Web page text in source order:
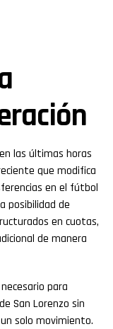
las últimas horas
que modifica
en el fútbol
posibilidad de
en cuotas,
de manera
para
San Lorenzo sin
solo movimiento.